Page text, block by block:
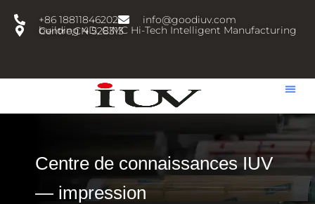
+86 18811846202
info@goodiuv.com
building 4D, CIMC Hi-Tech Intelligent Manufacturing Centre,CN 528313
Centre de connaissances IUV
— impression